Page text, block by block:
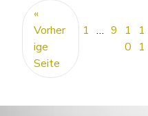
«
Vorher
ige
Seite
1 … 9
1
0
1
1